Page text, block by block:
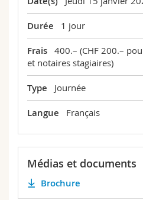
Durée 1 jour
Frais 400.– (CHF 200.–
et notaires stagiaires)
Type Journée
Langue Français
Médias et documents
Brochure